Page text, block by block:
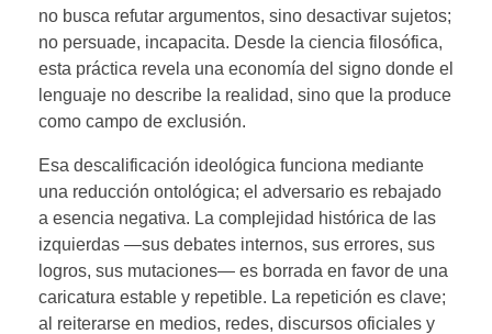
no busca refutar argumentos, sino desactivar sujetos;
no persuade, incapacita. Desde la ciencia filosófica,
esta práctica revela una economía del signo donde el
lenguaje no describe la realidad, sino que la produce
como campo de exclusión.
Esa descalificación ideológica funciona mediante
una reducción ontológica; el adversario es rebajado
a esencia negativa. La complejidad histórica de las
izquierdas —sus debates internos, sus errores, sus
logros, sus mutaciones— es borrada en favor de una
caricatura estable y repetible. La repetición es clave;
al reiterarse en medios, redes, discursos oficiales y